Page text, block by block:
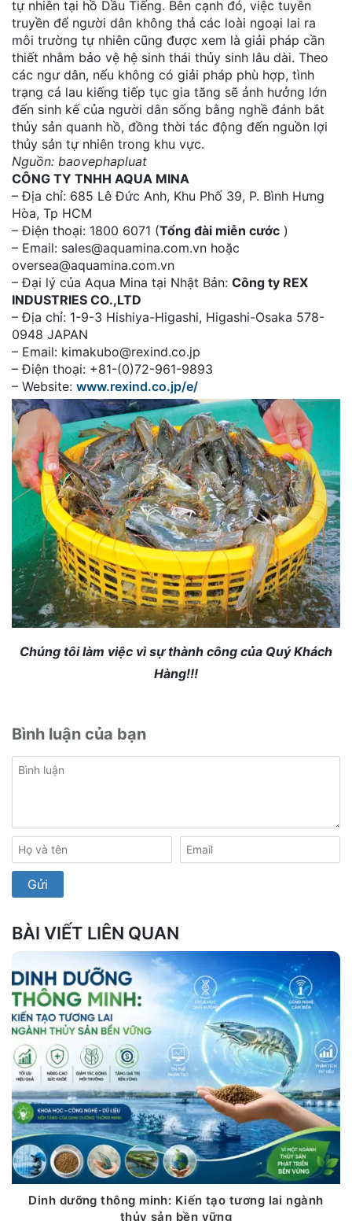
tự nhiên tại hồ Dầu Tiếng. Bên cạnh đó, việc tuyên
truyền để người dân không thả các loài ngoại lai ra
môi trường tự nhiên cũng được xem là giải pháp cần
thiết nhằm bảo vệ hệ sinh thái thủy sinh lâu dài. Theo
các ngư dân, nếu không có giải pháp phù hợp, tình
trạng cá lau kiếng tiếp tục gia tăng sẽ ảnh hưởng lớn
đến sinh kế của người dân sống bằng nghề đánh bắt
thủy sản quanh hồ, đồng thời tác động đến nguồn lợi
thủy sản tự nhiên trong khu vực.
Nguồn: baovephapluat
CÔNG TY TNHH AQUA MINA
– Địa chỉ: 685 Lê Đức Anh, Khu Phố 39, P. Bình Hưng
Hòa, Tp HCM
– Điện thoại: 1800 6071 (Tổng đài miễn cước )
– Email: sales@aquamina.com.vn hoặc
oversea@aquamina.com.vn
– Đại lý của Aqua Mina tại Nhật Bản: Công ty REX
INDUSTRIES CO.,LTD
– Địa chỉ: 1-9-3 Hishiya-Higashi, Higashi-Osaka 578-
0948 JAPAN
– Email: kimakubo@rexind.co.jp
– Điện thoại: +81-(0)72-961-9893
– Website: www.rexind.co.jp/e/
Chúng tôi làm việc vì sự thành công của Quý Khách
Hàng!!!
Bình luận của bạn
BÀI VIẾT LIÊN QUAN
Dinh dưỡng thông minh: Kiến tạo tương lai ngành
thủy sản bền vững